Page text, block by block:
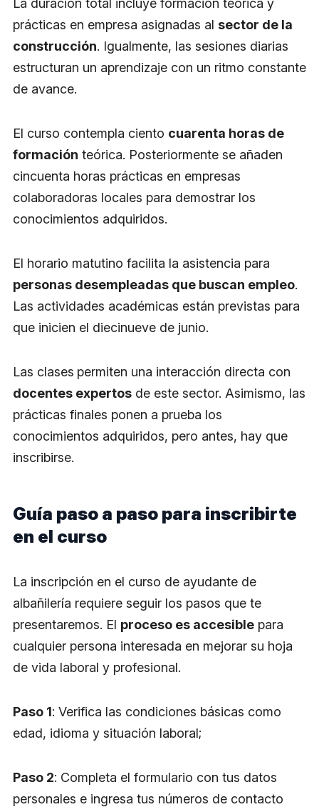
La duración total incluye formación teórica y
prácticas en empresa asignadas al sector de la
construcción. Igualmente, las sesiones diarias
estructuran un aprendizaje con un ritmo constante
de avance.
El curso contempla ciento cuarenta horas de
formación teórica. Posteriormente se añaden
cincuenta horas prácticas en empresas
colaboradoras locales para demostrar los
conocimientos adquiridos.
El horario matutino facilita la asistencia para
personas desempleadas que buscan empleo.
Las actividades académicas están previstas para
que inicien el diecinueve de junio.
Las clases permiten una interacción directa con
docentes expertos de este sector. Asimismo, las
prácticas finales ponen a prueba los
conocimientos adquiridos, pero antes, hay que
inscribirse.
Guía paso a paso para inscribirte
en el curso
La inscripción en el curso de ayudante de
albañilería requiere seguir los pasos que te
presentaremos. El proceso es accesible para
cualquier persona interesada en mejorar su hoja
de vida laboral y profesional.
Paso 1: Verifica las condiciones básicas como
edad, idioma y situación laboral;
Paso 2: Completa el formulario con tus datos
personales e ingresa tus números de contacto